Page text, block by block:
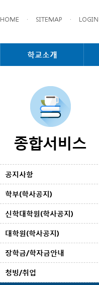
HOME · SITEMAP · LOGIN
학교소개
종합서비스
공지사항
학부(학사공지)
신학대학원(학사공지)
대학원(학사공지)
장학금/학자금안내
청빙/취업